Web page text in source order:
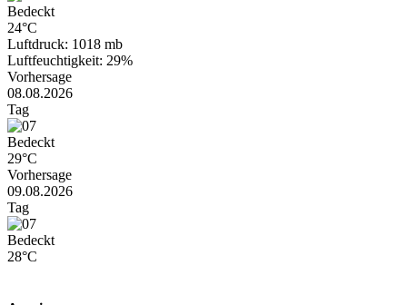
Bedeckt
24°C
Luftdruck: 1018 mb
Luftfeuchtigkeit: 29%
Vorhersage
08.08.2026
Tag
Bedeckt
29°C
Vorhersage
09.08.2026
Tag
Bedeckt
28°C